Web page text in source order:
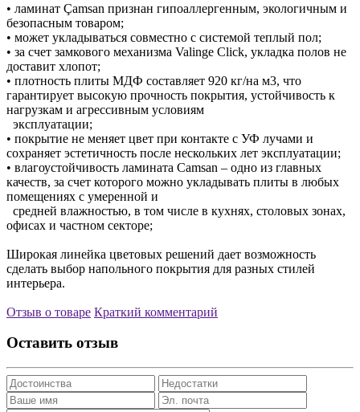
• ламинат Çamsan признан гипоаллергенным, экологичным и
безопасным товаром;
• может укладываться совместно с системой теплый пол;
• за счет замкового механизма Valinge Click, укладка полов не
доставит хлопот;
• плотность плиты МДФ составляет 920 кг/на м3, что
гарантирует высокую прочность покрытия, устойчивость к
нагрузкам и агрессивным условиям
эксплуатации;
• покрытие не меняет цвет при контакте с УФ лучами и
сохраняет эстетичность после нескольких лет эксплуатации;
• влагоустойчивость ламината Camsan – одно из главных
качеств, за счет которого можно укладывать плиты в любых
помещениях с умеренной и
средней влажностью, в том числе в кухнях, столовых зонах,
офисах и частном секторе;
Широкая линейка цветовых решений дает возможность
сделать выбор напольного покрытия для разных стилей
интерьера.
Отзыв о товаре Краткий комментарий
Оставить отзыв